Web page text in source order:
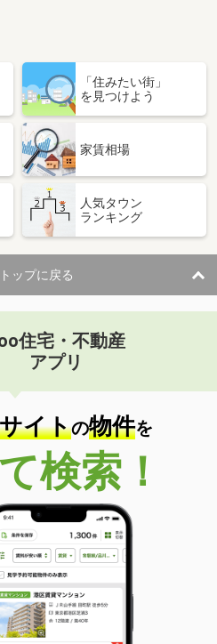
「住みたい街」
を見つけよう
家賃相場
人気タウン
ランキング
ップに戻る
住宅・不動産
アプリ
イトの物件を
検索！